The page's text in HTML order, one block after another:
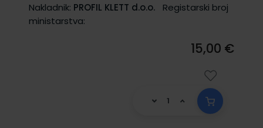
Nakladnik: PROFIL KLETT d.o.o.
Registarski broj
ministarstva:
15,00 €